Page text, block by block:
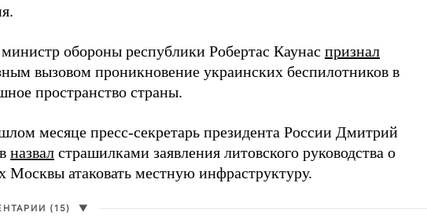
обороны республики Робертас Каунас признал
вызовом проникновение украинских беспилотников в
пространство страны.
месяце пресс-секретарь президента России Дмитрий
назвал страшилками заявления литовского руководства о
Москвы атаковать местную инфраструктуру.
(15) ▼